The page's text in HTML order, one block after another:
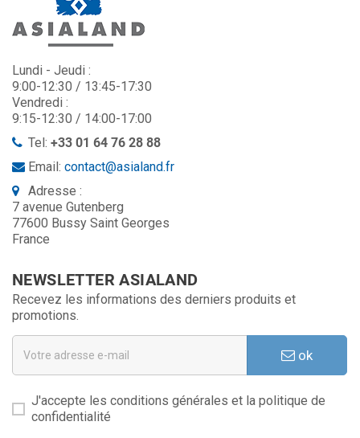
Lundi - Jeudi :
9:00-12:30 / 13:45-17:30
Vendredi :
9:15-12:30 / 14:00-17:00
Tel: +33 01 64 76 28 88
Email: contact@asialand.fr
Adresse :
7 avenue Gutenberg
77600 Bussy Saint Georges
France
NEWSLETTER ASIALAND
Recevez les informations des derniers produits et
promotions.
ok
J'accepte les conditions générales et la politique de
confidentialité